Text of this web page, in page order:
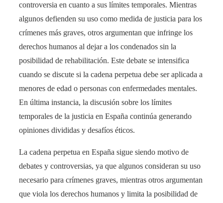
controversia en cuanto a sus límites temporales. Mientras
algunos defienden su uso como medida de justicia para los
crímenes más graves, otros argumentan que infringe los
derechos humanos al dejar a los condenados sin la
posibilidad de rehabilitación. Este debate se intensifica
cuando se discute si la cadena perpetua debe ser aplicada a
menores de edad o personas con enfermedades mentales.
En última instancia, la discusión sobre los límites
temporales de la justicia en España continúa generando
opiniones divididas y desafíos éticos.
La cadena perpetua en España sigue siendo motivo de
debates y controversias, ya que algunos consideran su uso
necesario para crímenes graves, mientras otros argumentan
que viola los derechos humanos y limita la posibilidad de